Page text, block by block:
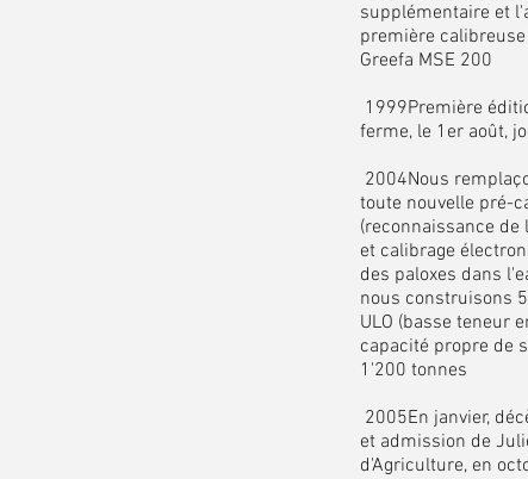
supplémentaire et
première
Greefa MSE 200
1999Première
ferme, le 1er août,
2004Nous
toute nouvelle pré-
(reconnaissance de
et calibrage
des paloxes dans
nous construisons
ULO (basse teneur
capacité propre de
1'200 tonnes
2005En janvier,
et admission de
d'Agriculture, en